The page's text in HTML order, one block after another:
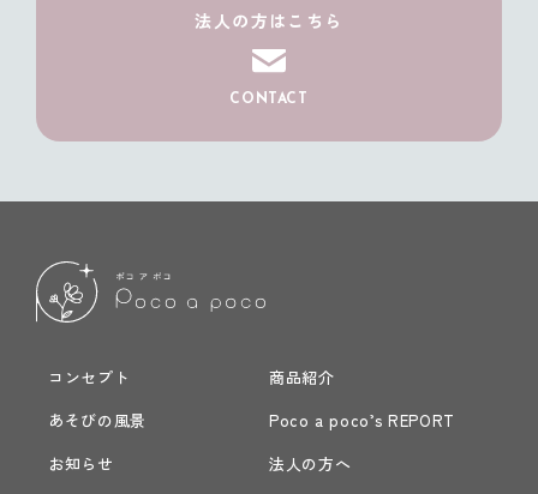
法人の方はこちら
CONTACT
コンセプト
商品紹介
あそびの風景
Poco a poco’s REPORT
お知らせ
法人の方へ